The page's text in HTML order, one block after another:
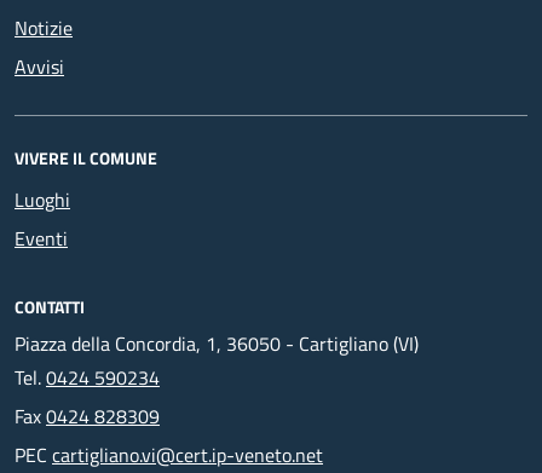
Notizie
Avvisi
VIVERE IL COMUNE
Luoghi
Eventi
CONTATTI
Piazza della Concordia, 1, 36050 - Cartigliano (VI)
Tel.0424 590234
Fax0424 828309
PEC cartigliano.vi@cert.ip-veneto.net